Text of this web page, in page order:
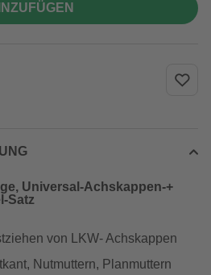
Universal-Achskappen-+
Satz
von LKW- Achskappen
Nutmuttern, Planmuttern